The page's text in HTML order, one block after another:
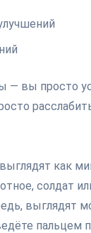
— вы просто
как
солдат
выглядят
пальцем